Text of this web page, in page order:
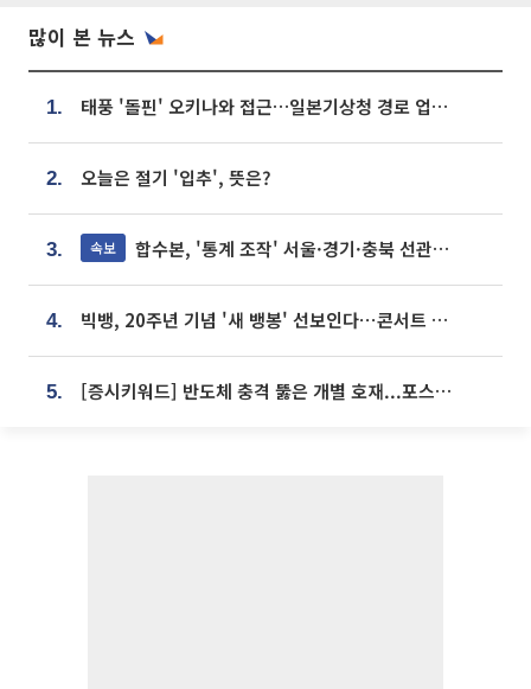
많이 본 뉴스
1. 태풍 '돌핀' 오키나와 접근…일본기상청 경로 업데이트
2. 오늘은 절기 '입추', 뜻은?
3. 속보 합수본, '통계 조작' 서울·경기·충북 선관위 등 추가 압수수색
4. 빅뱅, 20주년 기념 '새 뱅봉' 선보인다⋯콘서트 앞두고 팝업 개최
5. [증시키워드] 반도체 충격 뚫은 개별 호재...포스코퓨처엠·에코프로·한화솔루션 '눈길'